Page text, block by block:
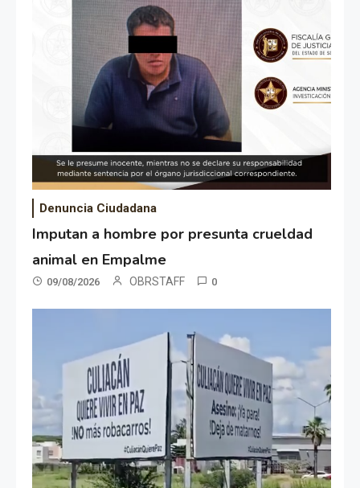
Denuncia Ciudadana
Imputan a hombre por presunta crueldad
animal en Empalme
09/08/2026 OBRSTAFF 0